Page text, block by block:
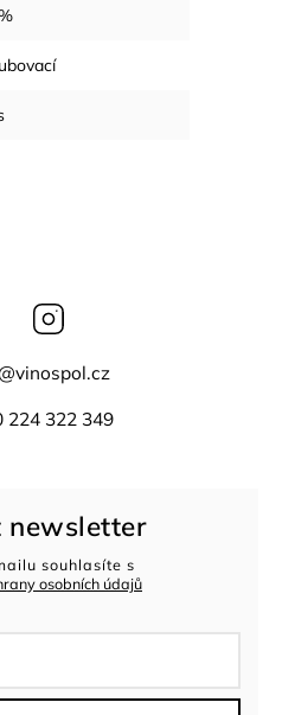
Facebook
@vinospol.cz
224 322 349
newsletter
souhlasíte s
osobních údajů